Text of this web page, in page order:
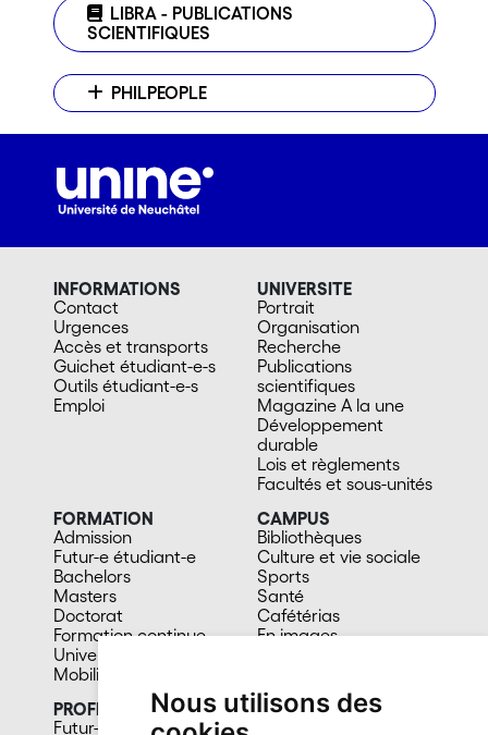
Nous utilisons des
LIBRA - PUBLICATIONS
SCIENTIFIQUES
PHILPEOPLE
INFORMATIONS
Contact
Urgences
Accès et transports
Guichet étudiant-e-s
Outils étudiant-e-s
Emploi
UNIVERSITE
Portrait
Organisation
Recherche
Publications
scientifiques
Magazine A la une
Développement
durable
Lois et règlements
Facultés et sous-unités
FORMATION
Admission
Futur-e étudiant-e
Bachelors
Masters
Doctorat
Formation continue
Université du 3e âge
Mobilité
CAMPUS
Bibliothèques
Culture et vie sociale
Sports
Santé
Cafétérias
En images
PROFIL
Futur-e étudiant-e